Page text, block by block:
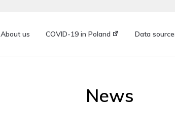
About us COVID-19 in Poland Data
News